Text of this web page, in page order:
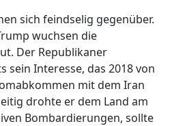
sich feindselig gegenüber.
wuchsen die
Der Republikaner
sein Interesse, das 2018 von
mit dem Iran
drohte er dem Land am
Bombardierungen, sollte